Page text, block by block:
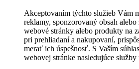
Akceptovaním týchto služieb Vám
reklamy, sponzorovaný obsah
webové stránky alebo produkty na
pri prehliadaní a nakupovaní,
merať ich úspešnosť. S Vaším
webovej stránke nasledujúce služby